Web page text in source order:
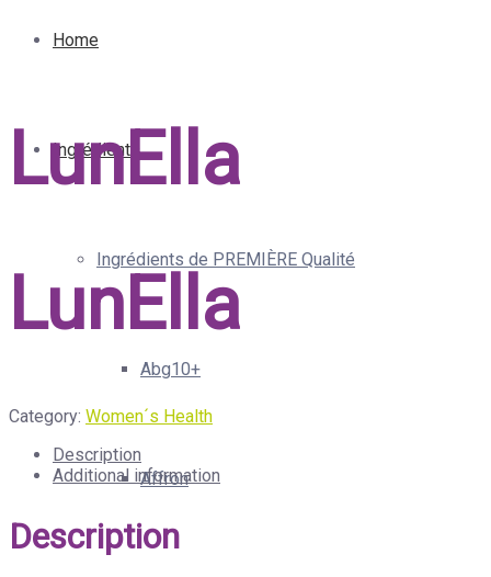
Home
Ingrédients
Ingrédients de PREMIÈRE Qualité
Abg10+
Affron
LunElla
LunElla
Category: Women´s Health
Description
Additional information
Description